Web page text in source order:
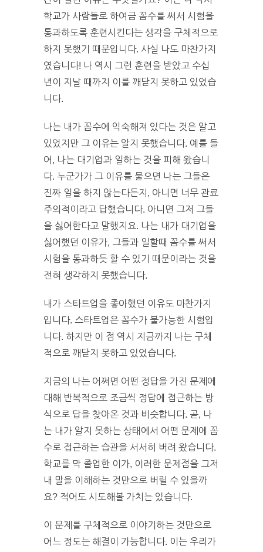
학교가 사람들로 하여금 꼼수를 써서 시험을
통과하도록 훈련시킨다는 생각을 구체적으로
하지 못했기 때문입니다. 사실 나도 마찬가지
였습니다! 나 역시 그런 훈련을 받았고 수십
년이 지날 때까지 이를 깨닫지 못하고 있었습
니다.
나는 내가 꼼수에 익숙해져 있다는 것은 알고
있었지만 그 이유는 알지 못했습니다. 예를 들
어, 나는 대기업과 일하는 것을 피해 왔습니
다. 누군가가 그 이유를 물으면 나는 그들은
진짜 일을 하지 않는다든지, 아니면 너무 관료
주의적이라고 답했습니다. 아니면 그저 그들
을 싫어한다고 말했지요. 나는 내가 대기업을
싫어했던 이유가, 그들과 일할때 꼼수를 써서
시험을 통과하듯 할 수 있기 때문이라는 것을
전혀 생각하지 못했습니다.
내가 스타트업을 좋아했던 이유도 마찬가지
입니다. 스타트업은 꼼수가 불가능한 시험입
니다. 하지만 이 점 역시 지금까지 나는 구체
적으로 깨닫지 못하고 있었습니다.
지금의 나는 어쩌면 어떤 정답을 가진 문제에
대해 반복적으로 조금씩 정답에 접근하는 방
식으로 답을 찾아온 것과 비슷합니다. 곧, 나
는 내가 알지 못하는 상태에서 어떤 문제에 꼼
수로 접근하는 습관을 서서히 버려 왔습니다.
학교를 막 졸업한 이가, 이러한 문제점을 그저
내 말을 이해하는 것만으로 버릴 수 있을까
요? 적어도 시도해볼 가치는 있습니다.
이 문제를 구체적으로 이야기하는 것만으로
어느 정도는 해결이 가능합니다. 이는 우리가